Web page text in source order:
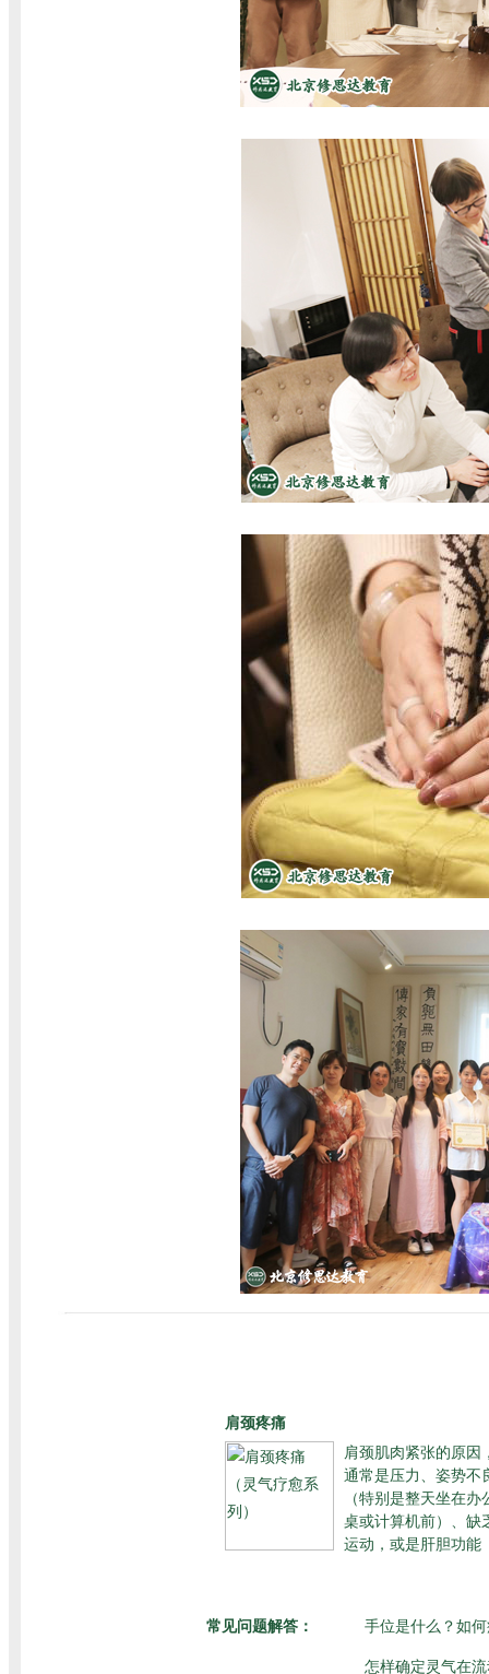
肩颈疼痛
肩颈肌肉紧张的原因
通常是压力、姿势不
（特别是整天坐在办
桌或计算机前）、缺
运动，或是肝胆功能
常见问题解答： 手位是什么？如
怎样确定灵气在